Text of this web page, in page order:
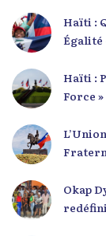
Haïti :
Égalité
Haïti :
Force
Okap